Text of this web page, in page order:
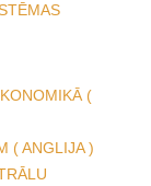
(
( ANGLIJA )